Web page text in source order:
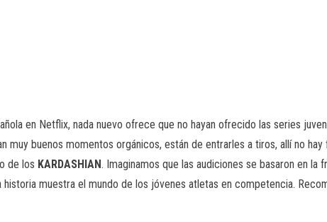
en Netflix, nada nuevo ofrece que no hayan ofrecido las series
buenos momentos orgánicos, están de entrarles a tiros, allí no hay
de los KARDASHIAN. Imaginamos que las audiciones se basaron en la
muestra el mundo de los jóvenes atletas en competencia.